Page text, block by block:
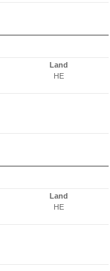
Land
HE
Land
HE